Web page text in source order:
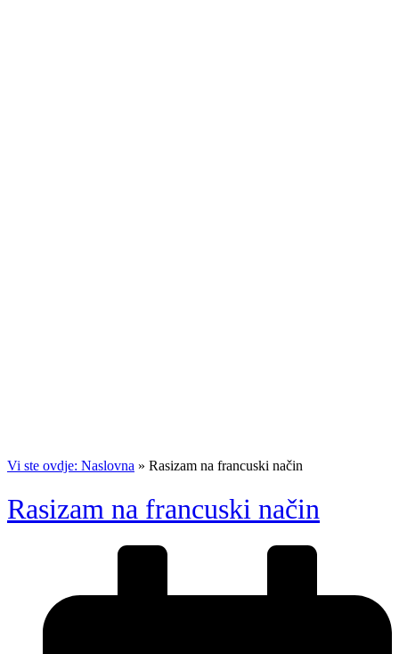
Vi ste ovdje: Naslovna » Rasizam na francuski način
Rasizam na francuski način